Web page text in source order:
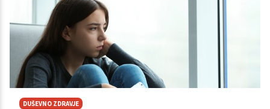
DUŠEVNO ZDRAVJE